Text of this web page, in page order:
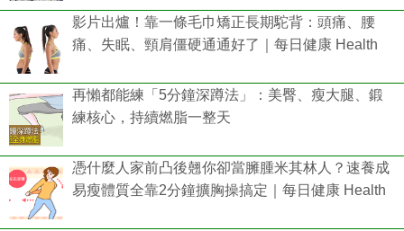
影片出爐！靠一條毛巾矯正長期駝背：頭痛、腰
痛、失眠、頸肩僵硬通通好了｜每日健康 Health
再懶都能練「5分鐘深蹲法」：美臀、瘦大腿、鍛
練核心，持續燃脂一整天
憑什麼人家前凸後翹你卻當臃腫米其林人？速養成
易瘦體質全靠2分鐘擴胸操搞定｜每日健康 Health